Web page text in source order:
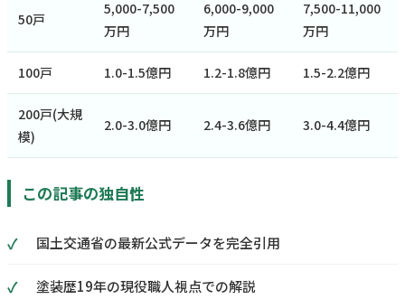
50戸
5,000-7,500
万円
6,000-9,000
万円
7,500-11,000
万円
100戸 1.0-1.5億円 1.2-1.8億円 1.5-2.2億円
200戸(大規
模)
2.0-3.0億円 2.4-3.6億円 3.0-4.4億円
この記事の独自性
国土交通省の最新公式データを完全引用
塗装歴19年の現役職人視点での解説